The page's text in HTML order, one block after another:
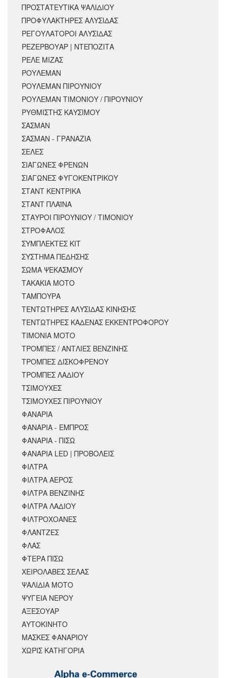
ΠΡΟΣΤΑΤΕΥΤΙΚΑ ΨΑΛΙΔΙΟΥ
ΠΡΟΦΥΛΑΚΤΗΡΕΣ ΑΛΥΣΙΔΑΣ
ΡΕΓΟΥΛΑΤΟΡΟΙ ΑΛΥΣΙΔΑΣ
ΡΕΖΕΡΒΟΥΑΡ | ΝΤΕΠΟΖΙΤΑ
ΡΕΛΕ ΜΙΖΑΣ
ΡΟΥΛΕΜΑΝ
ΡΟΥΛΕΜΑΝ ΠΙΡΟΥΝΙΟΥ
ΡΟΥΛΕΜΑΝ ΤΙΜΟΝΙΟΥ / ΠΙΡΟΥΝΙΟΥ
ΡΥΘΜΙΣΤΗΣ ΚΑΥΣΙΜΟΥ
ΣΑΣΜΑΝ
ΣΑΣΜΑΝ - ΓΡΑΝΑΖΙΑ
ΣΕΛΕΣ
ΣΙΑΓΩΝΕΣ ΦΡΕΝΩΝ
ΣΙΑΓΩΝΕΣ ΦΥΓΟΚΕΝΤΡΙΚΟΥ
ΣΤΑΝΤ ΚΕΝΤΡΙΚΑ
ΣΤΑΝΤ ΠΛΑΪΝΑ
ΣΤΑΥΡΟΙ ΠΙΡΟΥΝΙΟΥ / ΤΙΜΟΝΙΟΥ
ΣΤΡΟΦΑΛΟΣ
ΣΥΜΠΛΕΚΤΕΣ ΚΙΤ
ΣΥΣΤΗΜΑ ΠΕΔΗΣΗΣ
ΣΩΜΑ ΨΕΚΑΣΜΟΥ
ΤΑΚΑΚΙΑ ΜΟΤΟ
ΤΑΜΠΟΥΡΑ
ΤΕΝΤΩΤΗΡΕΣ ΑΛΥΣΙΔΑΣ ΚΙΝΗΣΗΣ
ΤΕΝΤΩΤΗΡΕΣ ΚΑΔΕΝΑΣ ΕΚΚΕΝΤΡΟΦΟΡΟΥ
ΤΙΜΟΝΙΑ ΜΟΤΟ
ΤΡΟΜΠΕΣ / ΑΝΤΛΙΕΣ ΒΕΝΖΙΝΗΣ
ΤΡΟΜΠΕΣ ΔΙΣΚΟΦΡΕΝΟΥ
ΤΡΟΜΠΕΣ ΛΑΔΙΟΥ
ΤΣΙΜΟΥΧΕΣ
ΤΣΙΜΟΥΧΕΣ ΠΙΡΟΥΝΙΟΥ
ΦΑΝΑΡΙΑ
ΦΑΝΑΡΙΑ - ΕΜΠΡΟΣ
ΦΑΝΑΡΙΑ - ΠΙΣΩ
ΦΑΝΑΡΙΑ LED | ΠΡΟΒΟΛΕΙΣ
ΦΙΛΤΡΑ
ΦΙΛΤΡΑ ΑΕΡΟΣ
ΦΙΛΤΡΑ ΒΕΝΖΙΝΗΣ
ΦΙΛΤΡΑ ΛΑΔΙΟΥ
ΦΙΛΤΡΟΧΟΑΝΕΣ
ΦΛΑΝΤΖΕΣ
ΦΛΑΣ
ΦΤΕΡΑ ΠΙΣΩ
ΧΕΙΡΟΛΑΒΕΣ ΣΕΛΑΣ
ΨΑΛΙΔΙΑ ΜΟΤΟ
ΨΥΓΕΙΑ ΝΕΡΟΥ
ΑΞΕΣΟΥΆΡ
ΑΥΤΟΚΙΝΗΤΟ
ΜΑΣΚΕΣ ΦΑΝΑΡΙΟΥ
ΧΩΡΊΣ ΚΑΤΗΓΟΡΊΑ